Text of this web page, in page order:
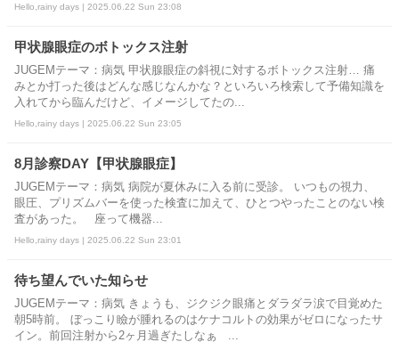
Hello,rainy days | 2025.06.22 Sun 23:08
甲状腺眼症のボトックス注射
JUGEMテーマ：病気 甲状腺眼症の斜視に対するボトックス注射… 痛
みとか打った後はどんな感じなんかな？といろいろ検索して予備知識を
入れてから臨んだけど、イメージしてたの...
Hello,rainy days | 2025.06.22 Sun 23:05
8月診察DAY【甲状腺眼症】
JUGEMテーマ：病気 病院が夏休みに入る前に受診。 いつもの視力、
眼圧、プリズムバーを使った検査に加えて、ひとつやったことのない検
査があった。 座って機器...
Hello,rainy days | 2025.06.22 Sun 23:01
待ち望んでいた知らせ
JUGEMテーマ：病気 きょうも、ジクジク眼痛とダラダラ涙で目覚めた
朝5時前。 ぼっこり瞼が腫れるのはケナコルトの効果がゼロになったサ
イン。前回注射から2ヶ月過ぎたしなぁ ...